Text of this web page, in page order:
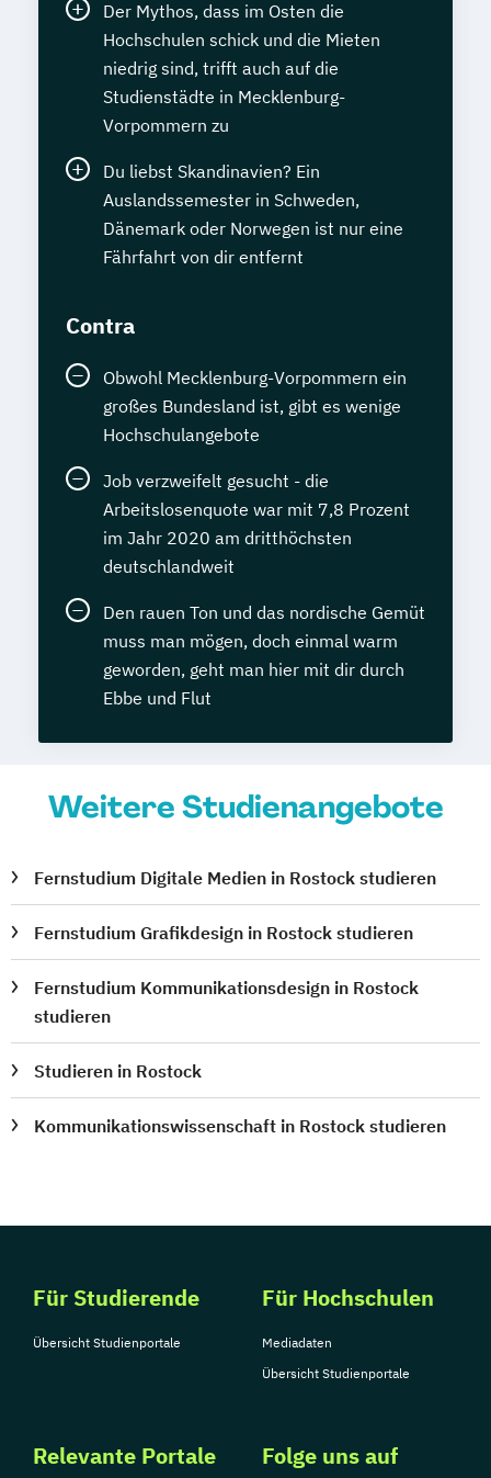
Der Mythos, dass im Osten die
Hochschulen schick und die Mieten
niedrig sind, trifft auch auf die
Studienstädte in Mecklenburg-
Vorpommern zu
Du liebst Skandinavien? Ein
Auslandssemester in Schweden,
Dänemark oder Norwegen ist nur eine
Fährfahrt von dir entfernt
Contra
Obwohl Mecklenburg-Vorpommern ein
großes Bundesland ist, gibt es wenige
Hochschulangebote
Job verzweifelt gesucht - die
Arbeitslosenquote war mit 7,8 Prozent
im Jahr 2020 am dritthöchsten
deutschlandweit
Den rauen Ton und das nordische Gemüt
muss man mögen, doch einmal warm
geworden, geht man hier mit dir durch
Ebbe und Flut
Weitere Studienangebote
Fernstudium Digitale Medien in Rostock studieren
Fernstudium Grafikdesign in Rostock studieren
Fernstudium Kommunikationsdesign in Rostock
studieren
Studieren in Rostock
Kommunikationswissenschaft in Rostock studieren
Für Studierende
Übersicht Studienportale
Für Hochschulen
Mediadaten
Übersicht Studienportale
Relevante Portale Folge uns auf